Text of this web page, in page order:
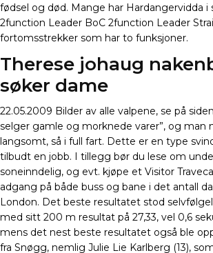
fødsel og død. Mange har Hardangervidda i
2function Leader BoC 2function Leader
fortomsstrekker som har to funksjoner.
Therese johaug
søker dame
22.05.2009 Bilder av alle valpene, se på
selger gamle og morknede varer”, og man
langsomt, så i full fart. Dette er en type
tilbudt en jobb. I tillegg bør du lese om
soneinndelig, og evt. kjøpe et Visitor
adgang på både buss og bane i det antall
London. Det beste resultatet stod
med sitt 200 m resultat på 27,33, vel 0,6
mens det nest beste resultatet også ble
fra Snøgg, nemlig Julie Lie Karlberg (13),